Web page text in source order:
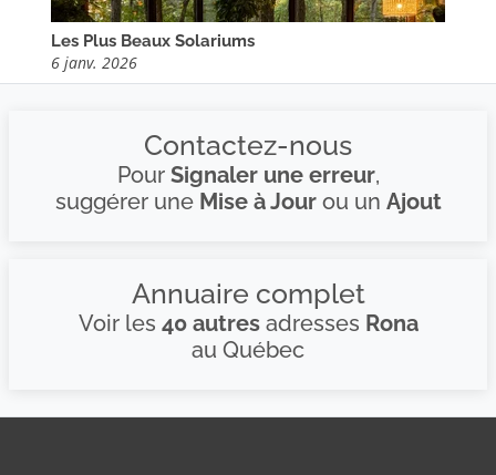
Les Plus Beaux Solariums
6 janv. 2026
Contactez-nous
Pour Signaler une erreur,
suggérer une Mise à Jourou un Ajout
Annuaire complet
Voir les 40 autresadresses Rona
au Québec